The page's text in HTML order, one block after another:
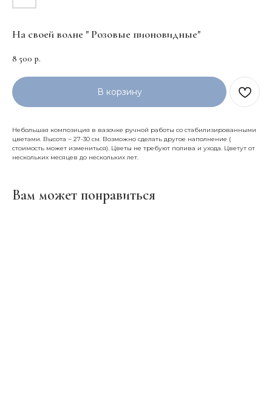
На своей волне " Розовые пионовидные"
8 500 р.
В корзину
Небольшая композиция в вазочке ручной работы со стабилизированными
цветами. Высота ~ 27-30 см. Возможно сделать другое наполнение (
стоимость может измениться). Цветы не требуют полива и ухода. Цветут от
нескольких месяцев до нескольких лет.
Вам может понравиться